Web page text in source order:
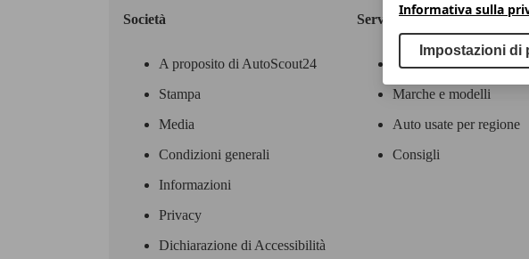
Società
A proposito di AutoScout24
Stampa
Media
Condizioni generali
Informazioni
Privacy
Dichiarazione di Accessibilità
Servizi
Contatti
Marche e modelli
Auto usate per regione
Consigli
Informativa sulla
Impostazioni di